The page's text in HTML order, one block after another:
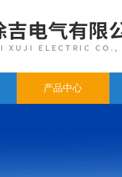
产品中心